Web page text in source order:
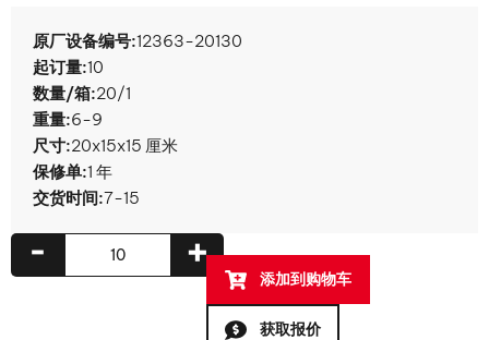
原厂设备编号:12363-20130
起订量:10
数量/箱:20/1
重量:6-9
尺寸:20x15x15 厘米
保修单:1 年
交货时间:7-15
+
-
添加到购物车
获取报价